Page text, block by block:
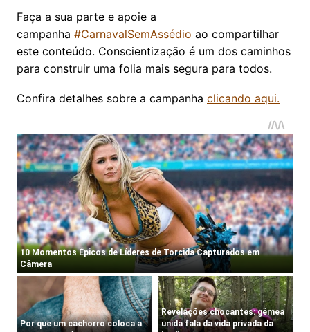
Faça a sua parte e apoie a
campanha #CarnavalSemAssédio ao compartilhar
este conteúdo. Conscientização é um dos caminhos
para construir uma folia mais segura para todos.
Confira detalhes sobre a campanha clicando aqui.